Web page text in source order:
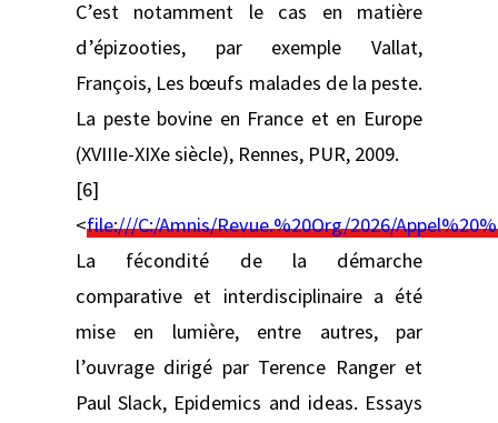
C’est notamment le cas en matière
d’épizooties, par exemple Vallat,
François, Les bœufs malades de la peste.
La peste bovine en France et en Europe
(XVIIIe-XIXe siècle), Rennes, PUR, 2009.
[6]
<file:///C:/Amnis/Revue.%20Org/2026/
La fécondité de la démarche
comparative et interdisciplinaire a été
mise en lumière, entre autres, par
l’ouvrage dirigé par Terence Ranger et
Paul Slack, Epidemics and ideas. Essays